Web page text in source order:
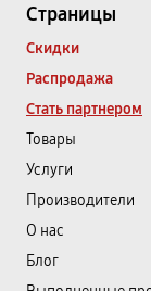
Страницы
Скидки
Распродажа
Стать партнером
Товары
Услуги
Производители
О нас
Блог